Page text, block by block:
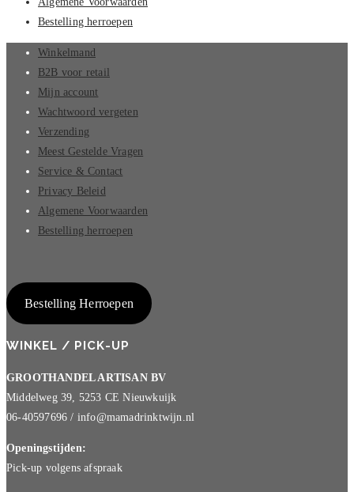
Bestelling herroepen
Winkelmand
B2B voor retail
Mijn account
Wachtwoord vergeten
Verzending
Meest Gestelde Vragen
Service & Contact
Privacy Beleid
Algemene Voorwaarden
Bestelling herroepen
Bestelling Herroepen
WINKEL / PICK-UP
GROOTHANDEL ARTISAN BV
Middelweg 39, 5253 CE Nieuwkuijk
06-40597696 / info@mamadrinktwijn.nl
Openingstijden:
Pick-up volgens afspraak